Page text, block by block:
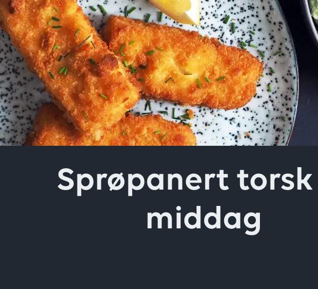
Skriv inn søket i feltet over
Sprøpanert
middag